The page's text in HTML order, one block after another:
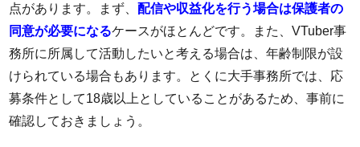
点があります。まず、配信や収益化を行う場合は保護者の
同意が必要になるケースがほとんどです。また、VTuber事
務所に所属して活動したいと考える場合は、年齢制限が設
けられている場合もあります。とくに大手事務所では、応
募条件として18歳以上としていることがあるため、事前に
確認しておきましょう。